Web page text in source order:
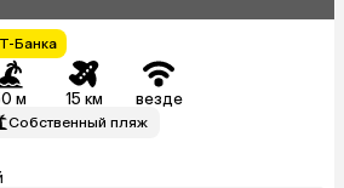
Банка
м 15 км везде
Собственный пляж